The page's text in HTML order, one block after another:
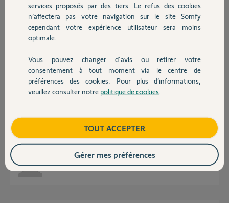
Autres produits
Devis avec un pro
Contact
Jean
il y a plus de 8 ans
Participer au fil de discussion
Réponses
Cette bague ne se fait pas en fourniture.
Attendez toutefois le contact d'un Yellow's, ils font tout ce qui est
bonne journée.
Anonyme il y a plus de 8 ans
services proposés par des tiers. Le refus des cookies
n’affectera pas votre navigation sur le site Somfy
cependant votre expérience utilisateur sera moins
optimale.
Vous pouvez changer d'avis ou retirer votre
consentement à tout moment via le centre de
préférences des cookies. Pour plus d’informations,
veuillez consulter notre politique de cookies
TOUT ACCEPTER
Gérer mes préférences